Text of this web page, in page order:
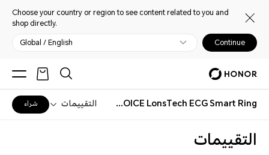
Choose your country or region to see content related to you and
shop directly.
Global / English Continue
HONOR CHOICE LonsTech ECG Smart Ring التقييمات شراء
التقييمات